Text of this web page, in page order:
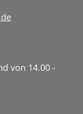
von 14.00 -